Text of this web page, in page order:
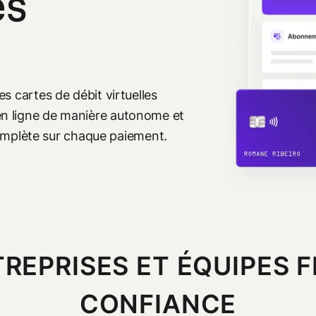
cartes de débit virtuelles
ligne de manière autonome et
sur chaque paiement.
ET ÉQUIPES
CONFIANCE